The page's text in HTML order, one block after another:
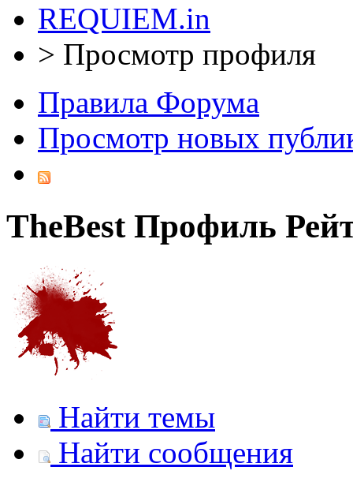
REQUIEM.in
> Просмотр профиля
Правила Форума
Просмотр новых
TheBestПрофиль
Найти темы
Найти сообщения